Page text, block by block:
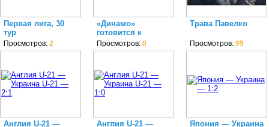
Первая лига, 30
тур
Просмотров: 2
«Динамо»
готовится к
выезду в
Мариуполь
Просмотров: 0
Трава Павелко
Просмотров: 99
Англия U-21 — Англия U-21 — Япония — Украина